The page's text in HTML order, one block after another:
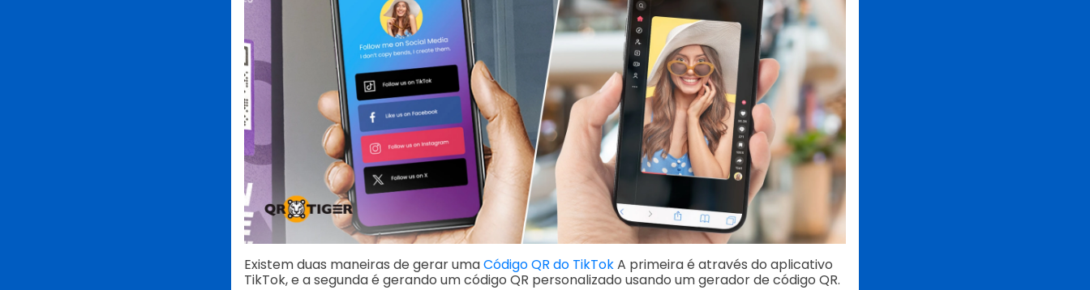
Existem duas maneiras de gerar umaCódigo QR do TikTokA primeira é através do aplicativo
TikTok, e a segunda é gerando um código QR personalizado usando um gerador de código QR.